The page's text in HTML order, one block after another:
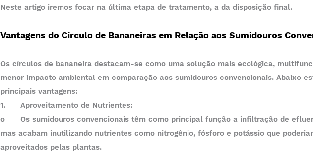
Neste artigo iremos focar na última etapa de tratamento, a da disposição final.
Vantagens do Círculo de Bananeiras em Relação aos Sumidouros
Os círculos de bananeira destacam-se como uma solução mais ecológica,
menor impacto ambiental em comparação aos sumidouros convencionais. Abaixo
principais vantagens:
1.	Aproveitamento de Nutrientes:
o	Os sumidouros convencionais têm como principal função a infiltração de efluentes no solo,
mas acabam inutilizando nutrientes como nitrogênio, fósforo e potássio que
aproveitados pelas plantas.